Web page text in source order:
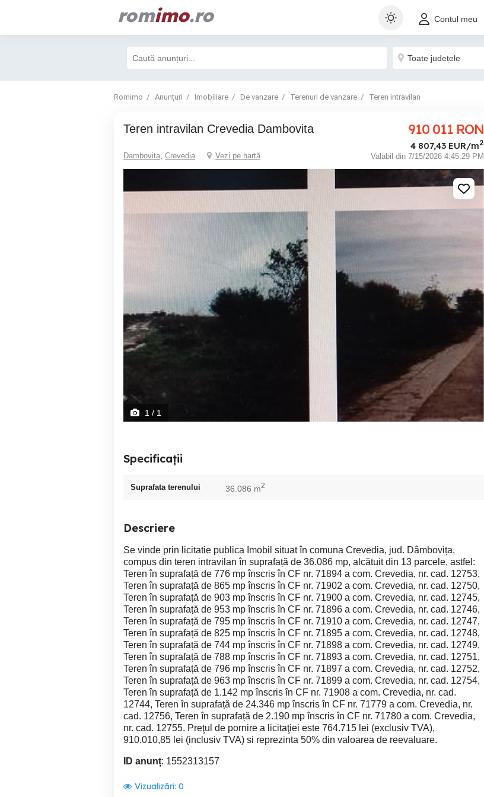
romimo.ro Contul meu
Romimo Anunțuri Imobiliare De vanzare Terenuri de vanzare Teren intravilan
teren intravilan Crevedia Dambovita 910 011 RON
4 807,43 EUR/m2
Dambovita Crevedia Vezi pe hartă Valabil din 7/15/2026 4:45:29 PM
1 / 1
Specificații
Suprafata terenului 36.086 m2
Descriere
Se vinde prin licitatie publica Imobil situat în comuna Crevedia, jud. Dâmbovița,
compus din teren intravilan în suprafață de 36.086 mp, alcătuit din 13 parcele, astfel:
Teren în suprafață de 776 mp înscris în CF nr. 71894 a com. Crevedia, nr. cad. 12753,
Teren în suprafață de 865 mp înscris în CF nr. 71902 a com. Crevedia, nr. cad. 12750,
Teren în suprafață de 903 mp înscris în CF nr. 71900 a com. Crevedia, nr. cad. 12745,
Teren în suprafață de 953 mp înscris în CF nr. 71896 a com. Crevedia, nr. cad. 12746,
Teren în suprafață de 795 mp înscris în CF nr. 71910 a com. Crevedia, nr. cad. 12747,
Teren în suprafață de 825 mp înscris în CF nr. 71895 a com. Crevedia, nr. cad. 12748,
Teren în suprafață de 744 mp înscris în CF nr. 71898 a com. Crevedia, nr. cad. 12749,
Teren în suprafață de 788 mp înscris în CF nr. 71893 a com. Crevedia, nr. cad. 12751,
Teren în suprafață de 796 mp înscris în CF nr. 71897 a com. Crevedia, nr. cad. 12752,
Teren în suprafață de 963 mp înscris în CF nr. 71899 a com. Crevedia, nr. cad. 12754,
Teren în suprafață de 1.142 mp înscris în CF nr. 71908 a com. Crevedia, nr. cad.
12744, Teren în suprafață de 24.346 mp înscris în CF nr. 71779 a com. Crevedia, nr.
cad. 12756, Teren în suprafață de 2.190 mp înscris în CF nr. 71780 a com. Crevedia,
nr. cad. 12755. Preţul de pornire a licitaţiei este 764.715 lei (exclusiv TVA),
910.010,85 lei (inclusiv TVA) si reprezinta 50% din valoarea de reevaluare.
ID anunț: 1552313157
Vizualizări: 0